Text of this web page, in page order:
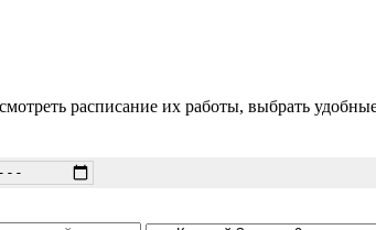
расписание их работы, выбрать